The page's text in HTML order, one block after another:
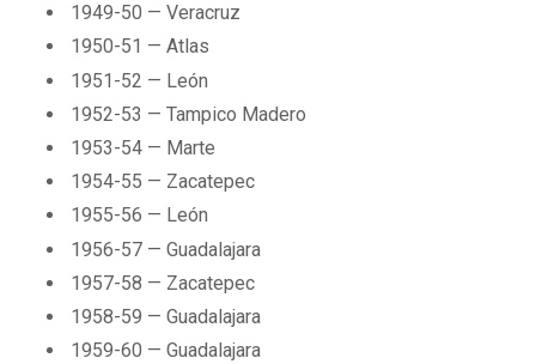
1949-50 — Veracruz
1950-51 — Atlas
1951-52 — León
1952-53 — Tampico Madero
1953-54 — Marte
1954-55 — Zacatepec
1955-56 — León
1956-57 — Guadalajara
1957-58 — Zacatepec
1958-59 — Guadalajara
1959-60 — Guadalajara